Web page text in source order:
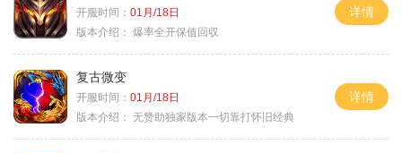
开服时间： 01月/18日
版本介绍： 爆率全开保值回収
详情
复古微变
开服时间： 01月/18日
版本介绍： 无赞助独家版本一切靠打怀旧经典
详情